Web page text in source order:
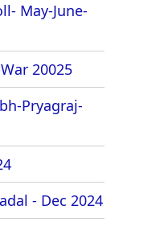
May-June-
20025
Pryagraj-
- Dec 2024